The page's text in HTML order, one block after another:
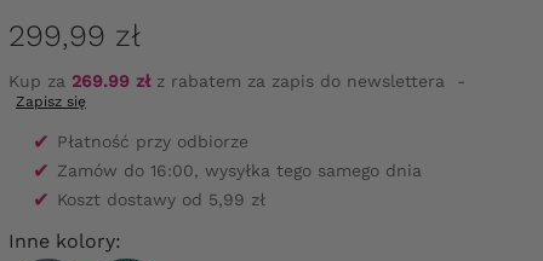
299,99 zł
Kup za 269.99 złz rabatem za zapis do newslettera -
Zapisz się
✔ Płatność przy odbiorze
✔ Zamów do 16:00, wysyłka tego samego dnia
✔ Koszt dostawy od 5,99 zł
Inne kolory: